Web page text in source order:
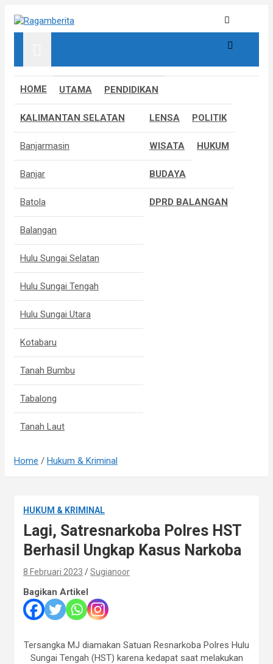
Ragamberita
Informatif, Edukatif & Inpiratif
HOME UTAMA PENDIDIKAN
KALIMANTAN SELATAN
Banjarmasin
Banjar
Batola
Balangan
Hulu Sungai Selatan
Hulu Sungai Tengah
Hulu Sungai Utara
Kotabaru
Tanah Bumbu
Tabalong
Tanah Laut
LENSA POLITIK
WISATA HUKUM
BUDAYA
DPRD BALANGAN
Home Hukum & Kriminal
HUKUM & KRIMINAL
Lagi, Satresnarkoba Polres HST
Berhasil Ungkap Kasus Narkoba
8 Februari 2023 Sugianoor
Bagikan Artikel
Tersangka MJ diamakan Satuan Resnarkoba Polres Hulu
Sungai Tengah (HST) karena kedapat saat melakukan